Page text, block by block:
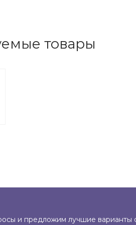
товары
и предложим лучшие варианты